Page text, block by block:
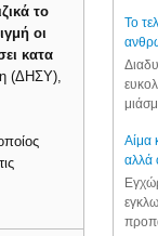
το
οι
κατα
(ΔΗΣΥ),
Το
Αίμα
αλλά